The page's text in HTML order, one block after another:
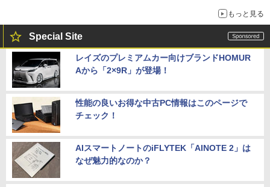
もっと見る
Special Site
レイズのプレミアムカー向けブランドHOMUR
Aから「2×9R」が登場！
性能の良いお得な中古PC情報はこのページで
チェック！
AIスマートノートのiFLYTEK「AINOTE 2」は
なぜ魅力的なのか？